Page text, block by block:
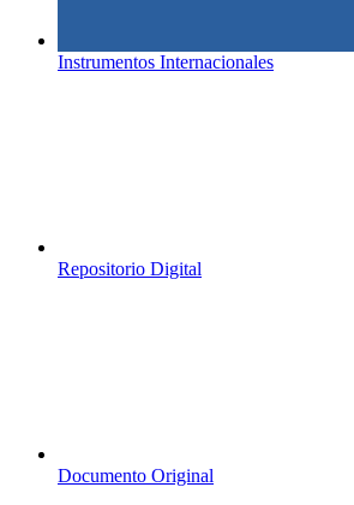
Instrumentos Internacionales
Repositorio Digital
Documento Original